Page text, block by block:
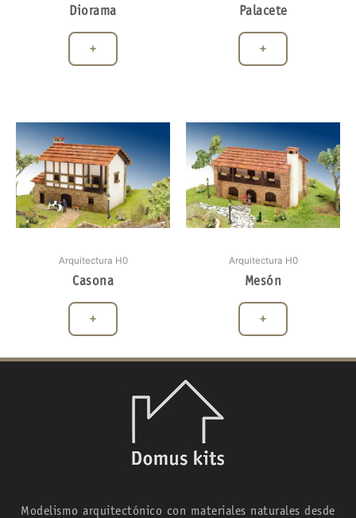
Diorama
+
Palacete
+
Arquitectura H0
Casona
+
Arquitectura H0
Mesón
+
Modelismo arquitectónico con materiales naturales desde